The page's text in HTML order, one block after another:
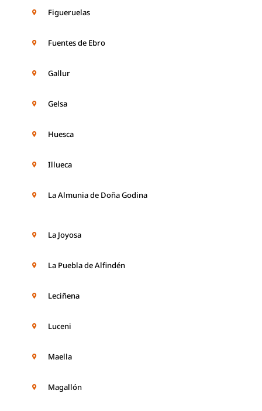
Figueruelas
Fuentes de Ebro
Gallur
Gelsa
Huesca
Illueca
La Almunia de Doña Godina
La Joyosa
La Puebla de Alfindén
Leciñena
Luceni
Maella
Magallón